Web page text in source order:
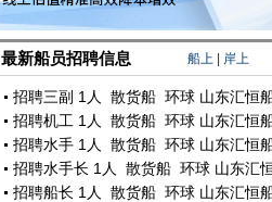
有大量河沙，寻求空南方附近的散货船运输
出售1000T散货船
5000T石子 福州到上海
80000T 河沙 台州到上海
5000T硫酸亚铁（普货） 马鞍山到锦州
出租1000T国内沿海散货船
最新船员招聘信息 船上 岸上